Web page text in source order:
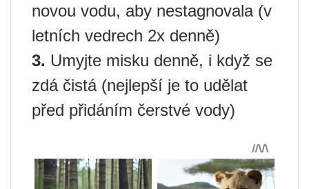
novou vodu, aby nestagnovala (v
letních vedrech 2x denně)
3. Umyjte misku denně, i když se
zdá čistá (nejlepší je to udělat
před přidáním čerstvé vody)